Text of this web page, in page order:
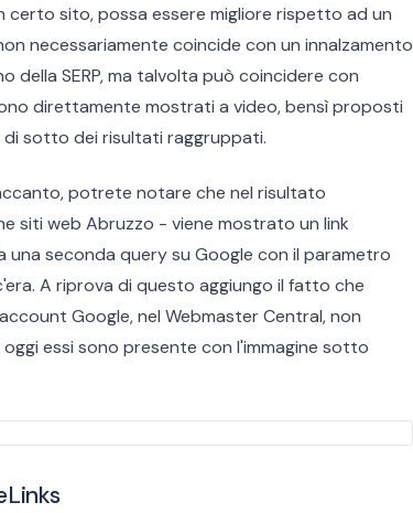
certo sito, possa essere migliore rispetto ad un
necessariamente coincide con un innalzamento
della SERP, ma talvolta può coincidere con
direttamente mostrati a video, bensì proposti
di sotto dei risultati raggruppati.
potrete notare che nel risultato
siti web Abruzzo - viene mostrato un link
una seconda query su Google con il parametro
A riprova di questo aggiungo il fatto che
Google, nel Webmaster Central, non
essi sono presente con l'immagine sotto